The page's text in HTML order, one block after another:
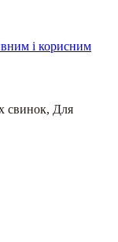
і корисним
свинок, Для